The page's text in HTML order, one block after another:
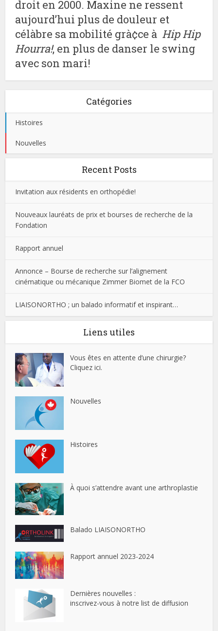
droit en 2000. Maxine ne ressent
aujourd’hui plus de douleur et
célàbre sa mobilité grà¢ce à Hip Hip
Hourra!, en plus de danser le swing
avec son mari!
Catégories
Histoires
Nouvelles
Recent Posts
Invitation aux résidents en orthopédie!
Nouveaux lauréats de prix et bourses de recherche de la
Fondation
Rapport annuel
Annonce – Bourse de recherche sur l’alignement
cinématique ou mécanique Zimmer Biomet de la FCO
LIAISONORTHO ; un balado informatif et inspirant…
Liens utiles
Vous êtes en attente d’une chirurgie?
Cliquez ici.
Nouvelles
Histoires
À quoi s’attendre avant une arthroplastie
Balado LIAISONORTHO
Rapport annuel 2023-2024
Dernières nouvelles :
inscrivez-vous à notre list de diffusion